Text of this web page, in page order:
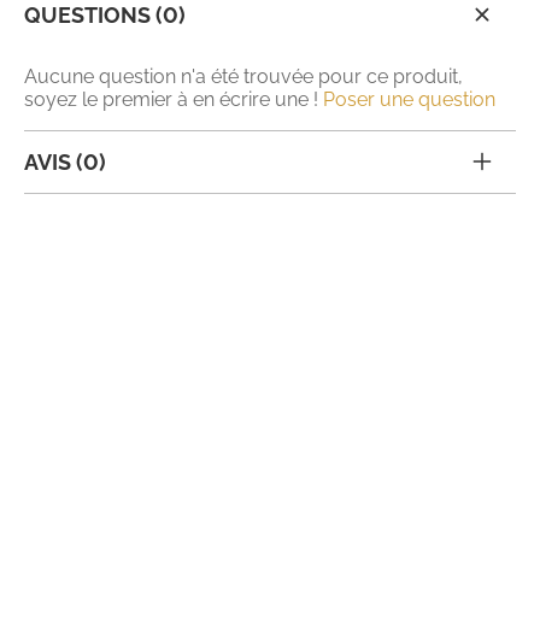
QUESTIONS (0)
Aucune question n'a été trouvée pour ce produit,
soyez le premier à en écrire une ! Poser une question
AVIS (0)